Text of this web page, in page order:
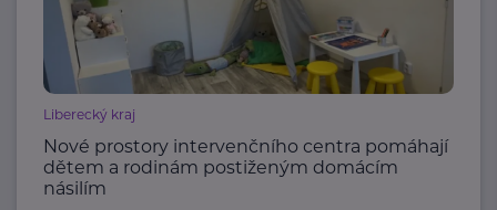
Liberecký kraj
Nové prostory intervenčního centra pomáhají
dětem a rodinám postiženým domácím
násilím